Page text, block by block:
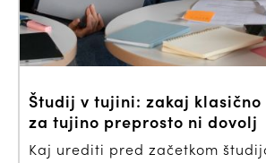
Študij v tujini: zakaj
za tujino preprosto ni dovolj
Kaj urediti pred začetkom